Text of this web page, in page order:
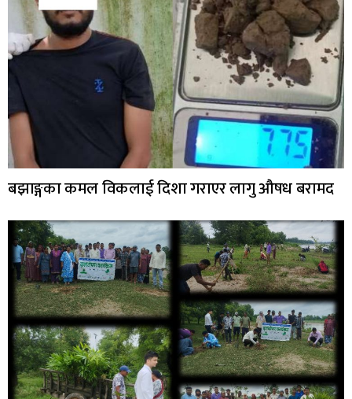
बझाङ्गका कमल विकलाई दिशा गराएर लागु औषध बरामद